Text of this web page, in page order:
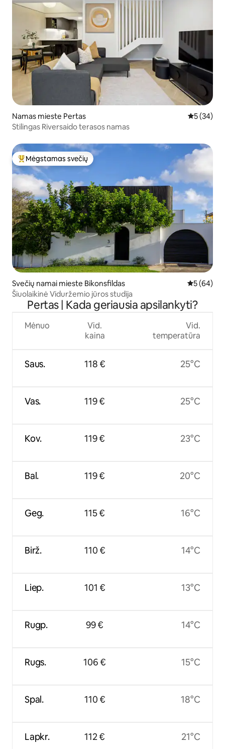
Namas mieste Pertas Vidutinis
5 (34)
Stilingas Riversaido terasos namas
Svečių mėgstamiausias
Mėgstamas svečių
Svečių namai mieste Bikonsfildas Vidutinis
5 (64)
Šiuolaikinė Viduržemio jūros studija
Pertas | Kada geriausia apsilankyti?
Mėnuo
Saus.
Vas.
Kov.
Bal.
Geg.
Birž.
Liep.
Rugp.
Rugs.
Spal.
Lapkr.
Vid.
kaina
118 €
119 €
119 €
119 €
115 €
110 €
101 €
99 €
106 €
110 €
112 €
Vid.
temperatūra
25°C
25°C
23°C
20°C
16°C
14°C
13°C
14°C
15°C
18°C
21°C